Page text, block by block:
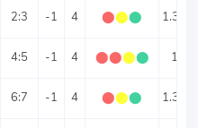
2:3 -1 4 ⬤⬤⬤ 1.33
4:5 -1 4 ⬤⬤⬤⬤ 1
6:7 -1 4 ⬤⬤⬤ 1.33